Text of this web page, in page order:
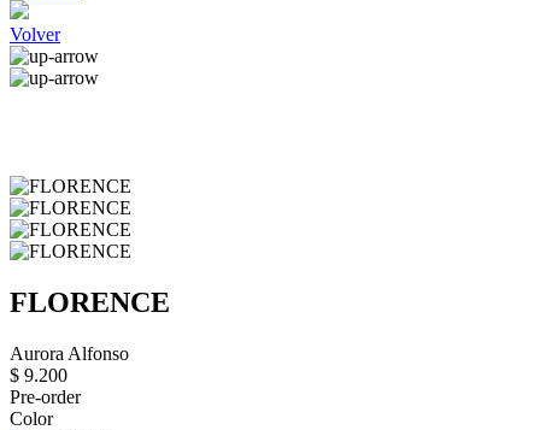
Volver
FLORENCE
Aurora Alfonso
$ 9.200
Pre-order
Color